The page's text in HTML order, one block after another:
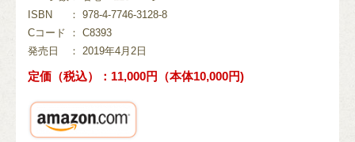
ISBN
： 978-4-7746-3128-8
Cコード
： C8393
発売日
： 2019年4月2日
定価（税込）：11,000円（本体10,000円)